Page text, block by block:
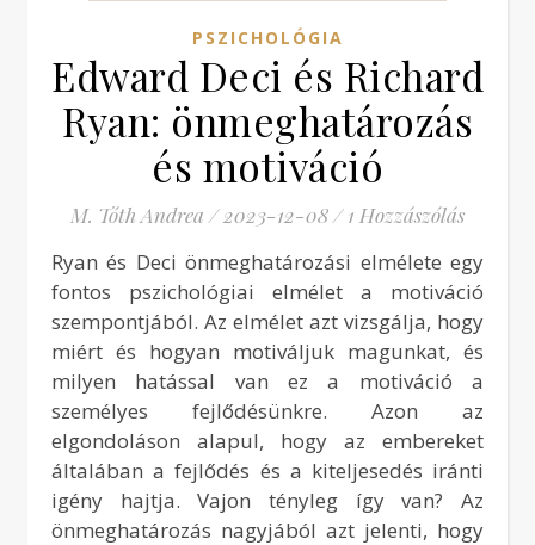
PSZICHOLÓGIA
Edward Deci és Richard
Ryan: önmeghatározás
és motiváció
M. Tóth Andrea / 2023-12-08/ 1 Hozzászólás
Ryan és Deci önmeghatározási elmélete egy
fontos pszichológiai elmélet a motiváció
szempontjából. Az elmélet azt vizsgálja, hogy
miért és hogyan motiváljuk magunkat, és
milyen hatással van ez a motiváció a
személyes fejlődésünkre. Azon az
elgondoláson alapul, hogy az embereket
általában a fejlődés és a kiteljesedés iránti
igény hajtja. Vajon tényleg így van? Az
önmeghatározás nagyjából azt jelenti, hogy